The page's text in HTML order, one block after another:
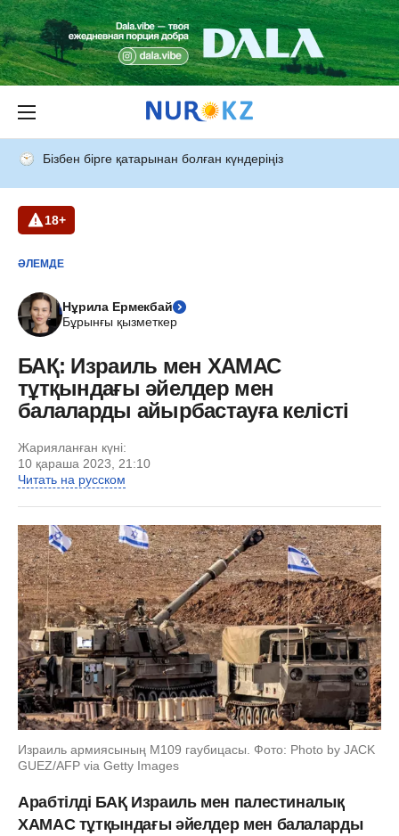
Бізбен бірге қатарынан болған күндеріңіз
18+
ӘЛЕМДЕ
Нұрила Ермекбай
Бұрынғы қызметкер
БАҚ: Израиль мен ХАМАС
тұтқындағы әйелдер мен
балаларды айырбастауға келісті
Жарияланған күні:
10 қараша 2023, 21:10
Читать на русском
Израиль армиясының M109 гаубицасы. Фото: Photo by JACK
GUEZ/AFP via Getty Images
Арабтілді БАҚ Израиль мен палестиналық
ХАМАС тұтқындағы әйелдер мен балаларды